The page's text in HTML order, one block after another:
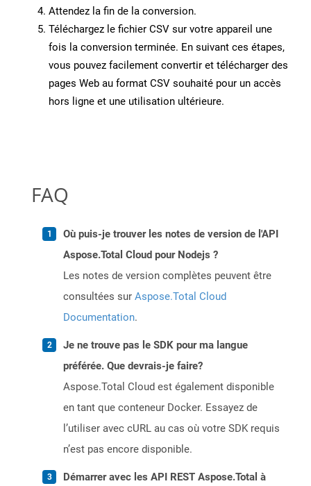
Attendez la fin de la conversion.
Téléchargez le fichier CSV sur votre appareil une
fois la conversion terminée. En suivant ces étapes,
vous pouvez facilement convertir et télécharger des
pages Web au format CSV souhaité pour un accès
hors ligne et une utilisation ultérieure.
FAQ
Où puis-je trouver les notes de version de l'API
Aspose.Total Cloud pour Nodejs ?
Les notes de version complètes peuvent être
consultées sur Aspose.Total Cloud
Documentation.
Je ne trouve pas le SDK pour ma langue
préférée. Que devrais-je faire?
Aspose.Total Cloud est également disponible
en tant que conteneur Docker. Essayez de
l’utiliser avec cURL au cas où votre SDK requis
n’est pas encore disponible.
Démarrer avec les API REST Aspose.Total à